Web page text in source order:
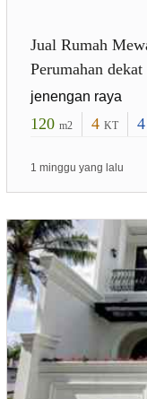
Jual Rumah
Perumahan
jenengan raya
120 m2 4 KT 4
1 minggu yang lalu